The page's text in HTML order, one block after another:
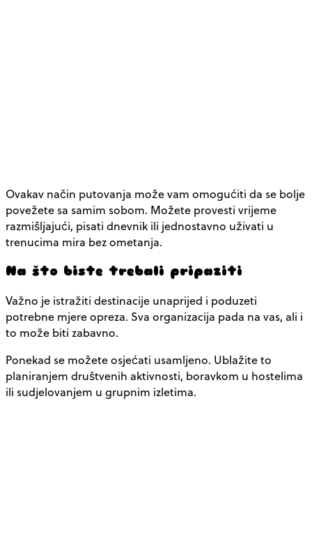
Ovakav način putovanja može vam omogućiti da se bolje
povežete sa samim sobom. Možete provesti vrijeme
razmišljajući, pisati dnevnik ili jednostavno uživati u
trenucima mira bez ometanja.
Na što biste trebali pripaziti
Važno je istražiti destinacije unaprijed i poduzeti
potrebne mjere opreza. Sva organizacija pada na vas, ali i
to može biti zabavno.
Ponekad se možete osjećati usamljeno. Ublažite to
planiranjem društvenih aktivnosti, boravkom u hostelima
ili sudjelovanjem u grupnim izletima.